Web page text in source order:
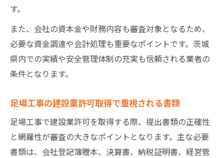
す。
また、会社の資本金や財務内容も審査対象となるため、
必要な資金調達や会計処理も重要なポイントです。茨城
県内での実績や安全管理体制の充実も信頼される業者の
条件となります。
足場工事の建設業許可取得で重視される書類
足場工事で建設業許可を取得する際、提出書類の正確性
と網羅性が審査の大きなポイントとなります。主な必要
書類は、会社登記簿謄本、決算書、納税証明書、経営管